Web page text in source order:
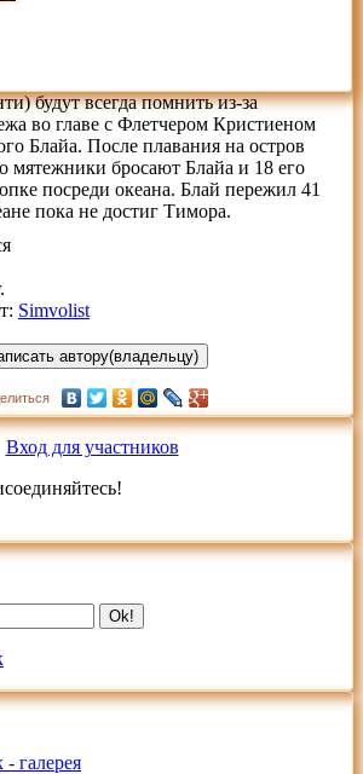
будут всегда помнить из-за
во главе с Флетчером Кристиеном
Блайа. После плавания на остров
мятежники бросают Блайа и 18 его
посреди океана. Блай пережил 41
пока не достиг Тимора.
Simvolist
Вход для участников
галерея